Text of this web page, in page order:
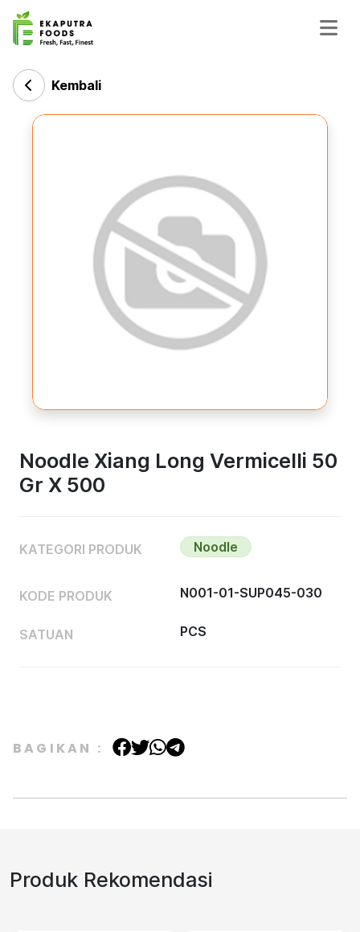
Kembali
Noodle Xiang Long Vermicelli 50
Gr X 500
KATEGORI PRODUK Noodle
KODE PRODUK N001-01-SUP045-030
SATUAN PCS
BAGIKAN :
Produk Rekomendasi